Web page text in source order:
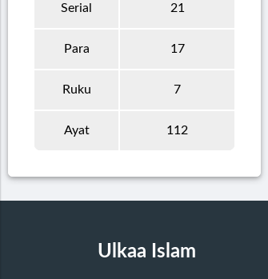
Serial 21
Para 17
Ruku 7
Ayat 112
Ulkaa Islam